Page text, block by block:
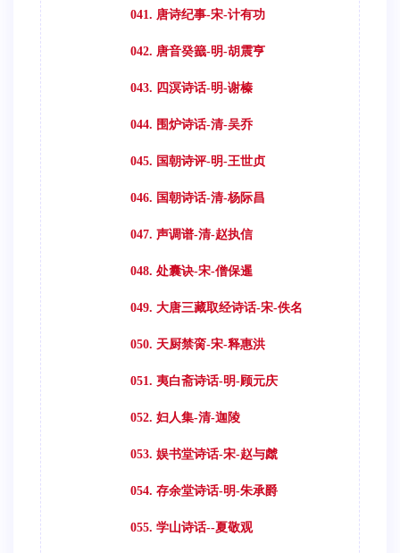
041. 唐诗纪事-宋-计有功
042. 唐音癸籖-明-胡震亨
043. 四溟诗话-明-谢榛
044. 围炉诗话-清-吴乔
045. 国朝诗评-明-王世贞
046. 国朝诗话-清-杨际昌
047. 声调谱-清-赵执信
048. 处囊诀-宋-僧保暹
049. 大唐三藏取经诗话-宋-佚名
050. 天厨禁脔-宋-释惠洪
051. 夷白斋诗话-明-顾元庆
052. 妇人集-清-迦陵
053. 娱书堂诗话-宋-赵与虤
054. 存余堂诗话-明-朱承爵
055. 学山诗话--夏敬观